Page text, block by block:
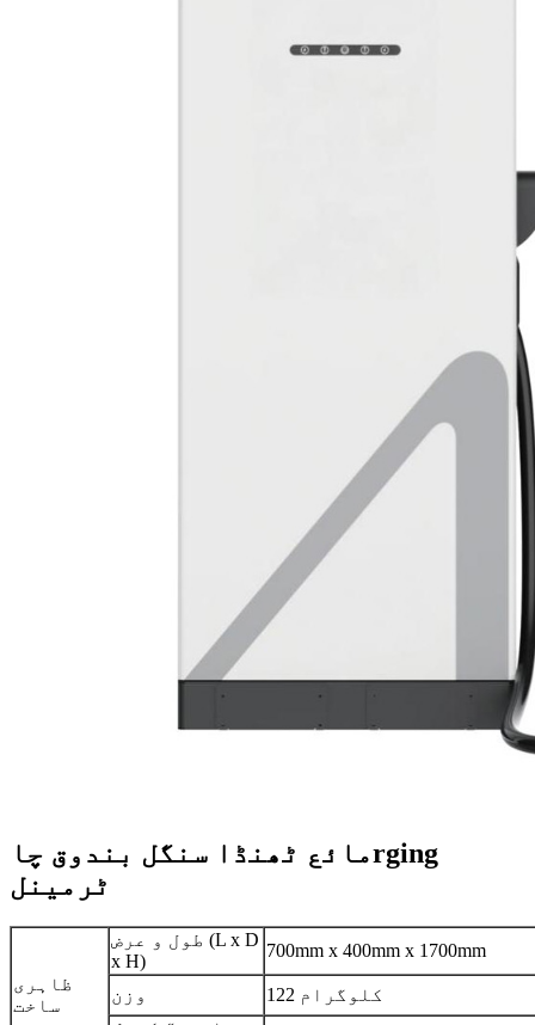
مائع ٹھنڈا سنگل بندوق چا
rging
ٹرمینل
ظاہری
ساخت
طول و عرض (L x D
x H)
700mm x 400mm x 1700mm
وزن
122 کلوگرام